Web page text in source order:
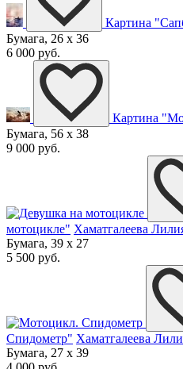
Картина
Бумага, 26 x 36
6 000 руб.
Картина
Бумага, 56 x 38
9 000 руб.
мотоцикле" Хаматгалеева
Бумага, 39 x 27
5 500 руб.
Спидометр" Хаматгалеева
Бумага, 27 x 39